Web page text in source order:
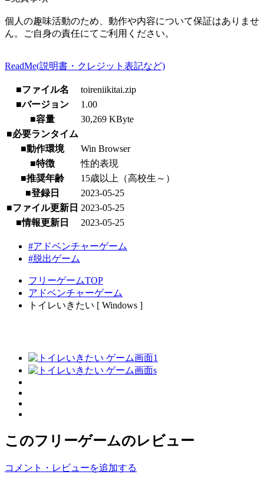
個人の趣味活動のため、動作や内容について保証はありませ
ん。ご自身の責任にてご利用ください。
ReadMe(説明書・クレジット表記など)
■ファイル名
toireniikitai.zip
■バージョン
1.00
■容量
30,269 KByte
■必要ランタイム
■動作環境
Win Browser
■特徴
性的表現
■推奨年齢
15歳以上（高校生～）
■登録日
2023-05-25
■ファイル更新日 2023-05-25
■情報更新日
2023-05-25
#アドベンチャーゲーム
#脱出ゲーム
フリーゲームTOP
アドベンチャーゲーム
トイレいきたい [ Windows ]
このフリーゲームのレビュー
コメント・レビューを追加する